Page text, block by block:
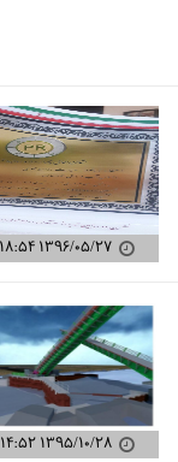
۱۳۹۶/۰۵/۲۷ ۱۸:۵۴
۱۳۹۵/۱۰/۲۸ ۱۴:۵۲